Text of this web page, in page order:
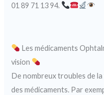
01 89 71 13 94.
Les médicaments
vision
De nombreux troubles de
des médicaments. Par